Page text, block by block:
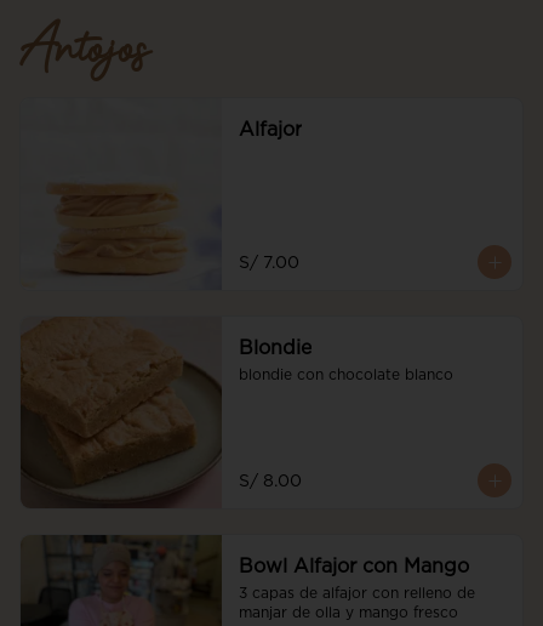
Antojos
Alfajor
S/ 7.00
Blondie
blondie con chocolate blanco
S/ 8.00
Bowl Alfajor con Mango
3 capas de alfajor con relleno de
manjar de olla y mango fresco